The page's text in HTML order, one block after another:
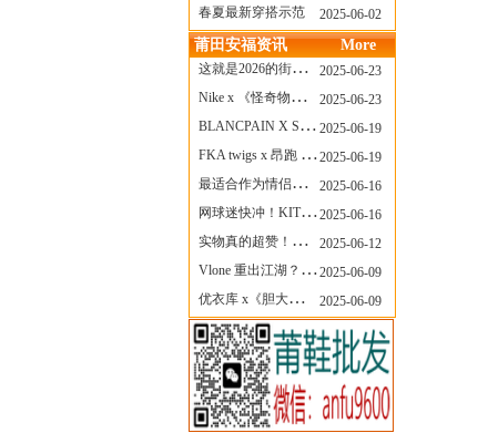
春夏最新穿搭示范
2025-06-02
莆田安福资讯 More
这就是2026的街头感！Prada新包我先爱了
2025-06-23
Nike x 《怪奇物语》联名回归，终于轮到这双热门款了！
2025-06-23
BLANCPAIN X SWATCH联名款 BIOCERAMIC SCUBA FIFTY FATHOMS 系列推出全新 GREEN ABYSS（碧波洋）腕表
2025-06-19
FKA twigs x 昂跑 联名来了，这三双 Cloud X 你选哪一双？
2025-06-19
最适合作为情侣鞋的New Balance 1906 Loafer出现了！
2025-06-16
网球迷快冲！KITH x Wilson 限量球拍太会设计了
2025-06-16
实物真的超赞！NB 新款 2010 新配色
2025-06-12
Vlone 重出江湖？突然又要联名，谁能想到！
2025-06-09
优衣库 x《胆大党》新品公布，第二季联动周边来了！
2025-06-09